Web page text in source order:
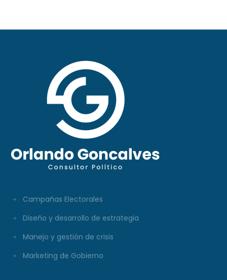
Campañas Electorales
Diseño y desarrollo de estrategia
Manejo y gestión de crisis
Marketing de Gobierno